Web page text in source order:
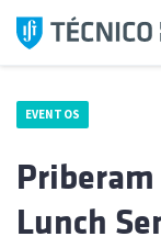
Saltar
para
EVENTOS
Lunch